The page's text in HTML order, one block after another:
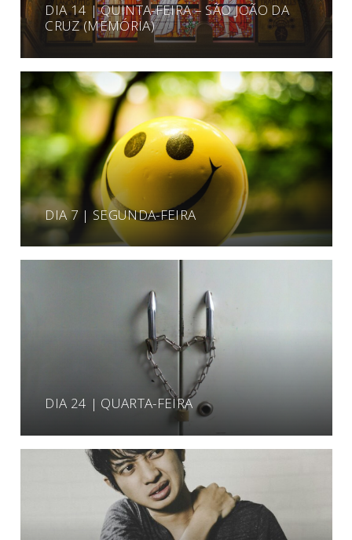
DIA 14 | QUINTA-FEIRA – SÃO JOÃO DA
CRUZ (MEMÓRIA)
DIA 7 | SEGUNDA-FEIRA
DIA 24 | QUARTA-FEIRA